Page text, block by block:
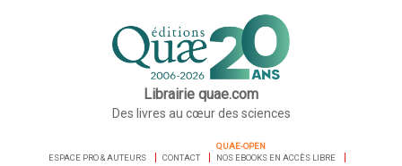
Librairie quae.com
Des livres au cœur des sciences
ESPACE PRO & AUTEURS CONTACT
QUAE-OPEN
NOS EBOOKS EN ACCÈS LIBRE